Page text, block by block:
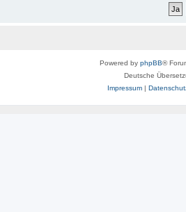
Powered by phpBB®
Deutsche
Impressum |